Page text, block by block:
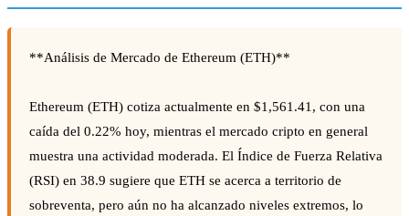
**Análisis de Mercado de Ethereum (ETH)**
Ethereum (ETH) cotiza actualmente en $1,561.41, con una
caída del 0.22% hoy, mientras el mercado cripto en general
muestra una actividad moderada. El Índice de Fuerza Relativa
(RSI) en 38.9 sugiere que ETH se acerca a territorio de
sobreventa, pero aún no ha alcanzado niveles extremos, lo